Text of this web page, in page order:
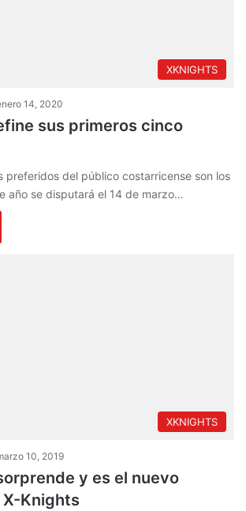
XKNIGHTS
14, 2020
sus primeros cinco
preferidos del público costarricense son los
año se disputará el 14 de marzo…
XKNIGHTS
10, 2019
y es el nuevo
Knights